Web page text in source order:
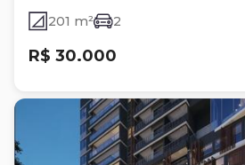
201 m² 2
R$ 30.000